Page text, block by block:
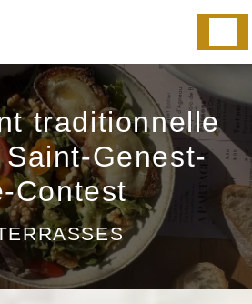
traditionnelle
Genest-
Contest